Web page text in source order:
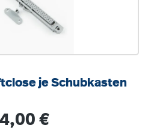
je Schubkasten
Preis:
€